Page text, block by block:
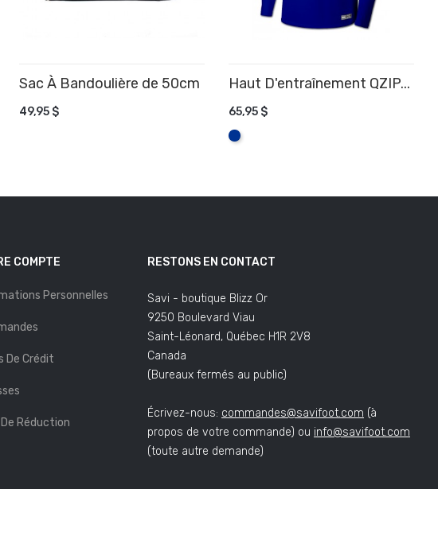
Sac À Bandoulière de 50cm
49,95 $
Haut D'entraînement QZIP...
65,95 $
Bleu
COMPTE
Personnelles
De Crédit
De Réduction
RESTONS EN CONTACT
Savi - boutique Blizz Or
9250 Boulevard Viau
Saint-Léonard, Québec H1R 2V8
Canada
(Bureaux fermés au public)
Écrivez-nous: commandes@savifoot.com (à
propos de votre commande) ou info@savifoot.com
(toute autre demande)